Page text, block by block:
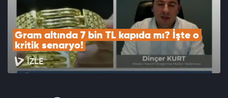
Gram altında 7 bin TL kapıda mı? İşte o
kritik senaryo!
İZLE